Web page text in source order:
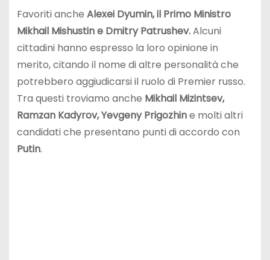
Favoriti anche Alexei Dyumin, il Primo Ministro
Mikhail Mishustin e Dmitry Patrushev.Alcuni
cittadini hanno espresso la loro opinione in
merito, citando il nome di altre personalità che
potrebbero aggiudicarsi il ruolo di Premier russo.
Tra questi troviamo anche Mikhail Mizintsev,
Ramzan Kadyrov, Yevgeny Prigozhine molti altri
candidati che presentano punti di accordo con
Putin.